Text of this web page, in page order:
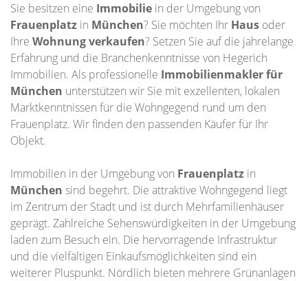
Sie besitzen eine Immobilie in der Umgebung von
Frauenplatz in München? Sie möchten Ihr Haus oder
Ihre Wohnungverkaufen? Setzen Sie auf die jahrelange
Erfahrung und die Branchenkenntnisse von Hegerich
Immobilien. Als professionelle Immobilienmakler für
München unterstützen wir Sie mit exzellenten, lokalen
Marktkenntnissen für die Wohngegend rund um den
Frauenplatz. Wir finden den passenden Käufer für Ihr
Objekt.
Immobilien in der Umgebung von Frauenplatz in
München sind begehrt. Die attraktive Wohngegend liegt
im Zentrum der Stadt und ist durch Mehrfamilienhäuser
geprägt. Zahlreiche Sehenswürdigkeiten in der Umgebung
laden zum Besuch ein. Die hervorragende Infrastruktur
und die vielfältigen Einkaufsmöglichkeiten sind ein
weiterer Pluspunkt. Nördlich bieten mehrere Grünanlagen